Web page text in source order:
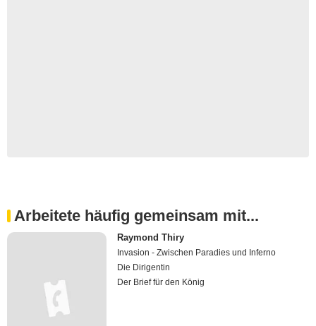
Arbeitete häufig gemeinsam mit...
Raymond Thiry
Invasion - Zwischen Paradies und Inferno
Die Dirigentin
Der Brief für den König